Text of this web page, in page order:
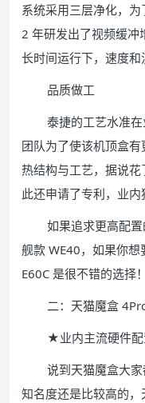
系统采用三层净化，
2 年研发出了视频缓冲
长时间运行下，速度和
品质做工
泰捷的工艺水准
团队为了使该机顶盒
热结构与工艺，据说
此还申请了专利，业内
如果追求更高配
舰款 WE40，如果你
E60C 是很不错的选择！
二：天猫魔盒
★业内主流硬件配
说到天猫魔盒大家
知名度还是比较高的